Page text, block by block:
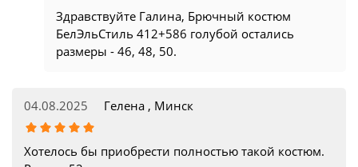
Здравствуйте Галина, Брючный костюм
БелЭльСтиль 412+586 голубой остались
размеры - 46, 48, 50.
04.08.2025 Гелена , Минск
Хотелось бы приобрести полностью такой костюм.